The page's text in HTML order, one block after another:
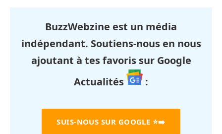
BuzzWebzine est un média
indépendant. Soutiens-nous en nous
ajoutant à tes favoris sur Google
Actualités
:
SUIS-NOUS SUR GOOGLE ⭐➡️